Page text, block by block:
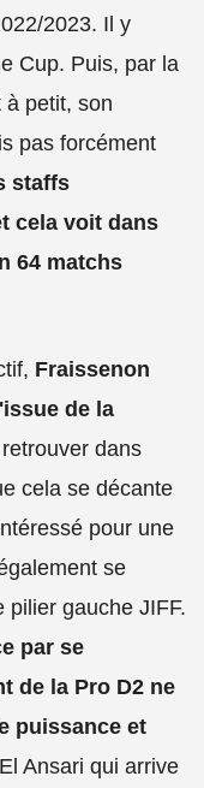
2023. Il y
Cup. Puis, par la
à petit, son
pas forcément
staffs
cela voit dans
64 matchs
Fraissenon
de la
dans
cela se décante
pour une
se
pilier gauche JIFF.
par se
de la Pro D2 ne
puissance et
Ansari qui arrive